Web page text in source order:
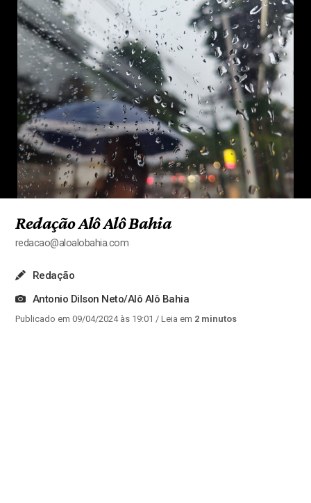
Redação Alô Alô Bahia
redacao@aloalobahia.com
Redação
Antonio Dilson Neto/Alô Alô Bahia
Publicado em 09/04/2024 às 19:01 / Leia em 2 minutos